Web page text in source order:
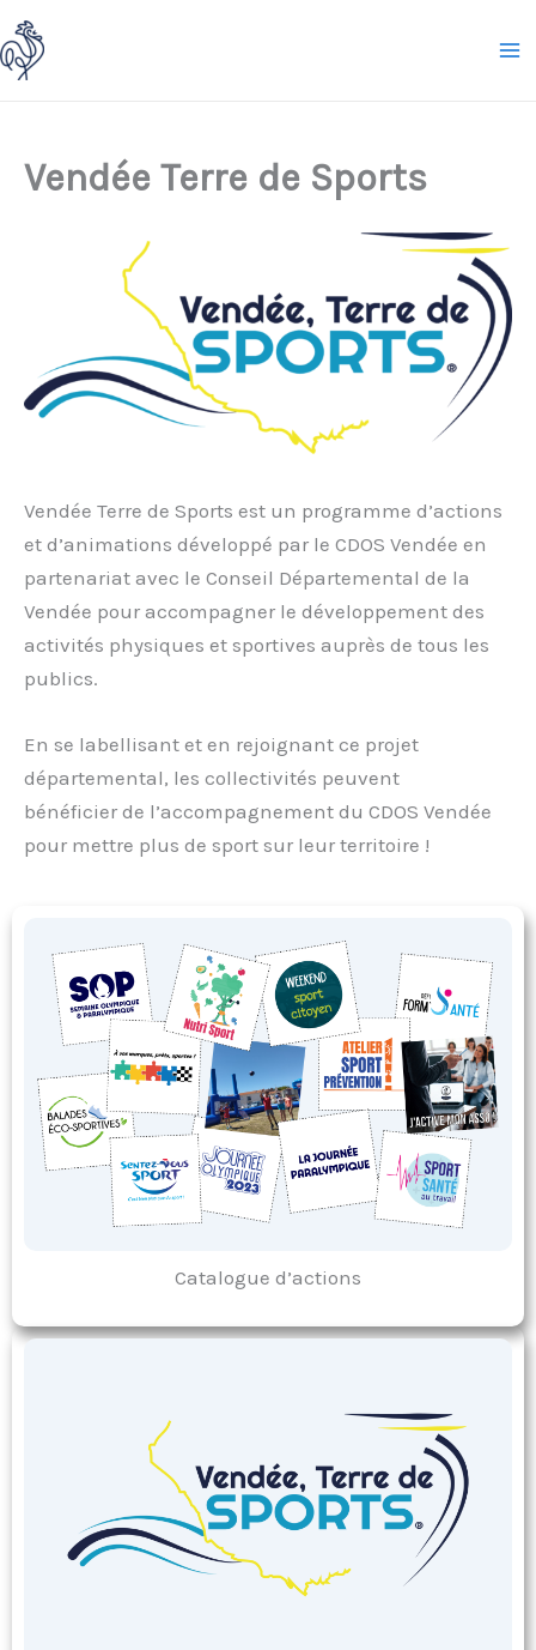
Aller
au
contenu
Vendée Terre de Sports
Vendée Terre de Sports est un programme d’actions
et d’animations développé par le CDOS Vendée en
partenariat avec le Conseil Départemental de la
Vendée pour accompagner le développement des
activités physiques et sportives auprès de tous les
publics.
En se labellisant et en rejoignant ce projet
départemental, les collectivités peuvent
bénéficier de l’accompagnement du CDOS Vendée
pour mettre plus de sport sur leur territoire !
Catalogue d’actions